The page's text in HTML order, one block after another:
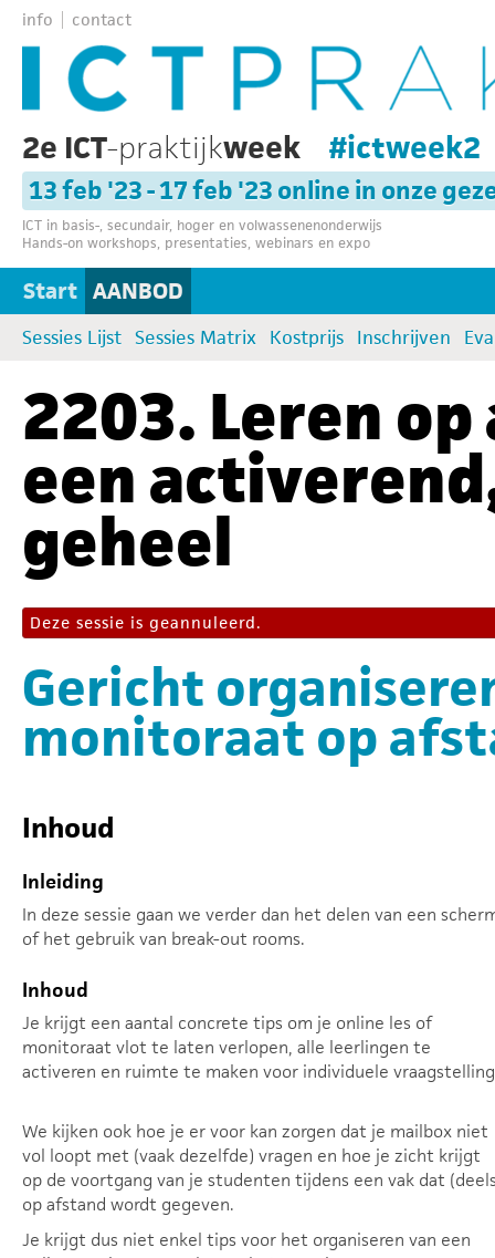
info contact
2e ICT-praktijkweek #ictweek2
13 feb '23 - 17 feb '23 online in onze
ICT in basis-, secundair, hoger en volwassenenonderwijs
Hands-on workshops, presentaties, webinars en expo
Start AANBOD
Sessies Lijst Sessies Matrix Kostprijs Inschrijven
2203. Leren
een
geheel
Deze sessie is geannuleerd.
Gericht
monitoraat op
Inhoud
Inleiding
In deze sessie gaan we verder dan het delen van een
of het gebruik van break-out rooms.
Inhoud
Je krijgt een aantal concrete tips om je online les of
monitoraat vlot te laten verlopen, alle leerlingen te
activeren en ruimte te maken voor individuele
We kijken ook hoe je er voor kan zorgen dat je mailbox niet
vol loopt met (vaak dezelfde) vragen en hoe je zicht krijgt
op de voortgang van je studenten tijdens een vak dat
op afstand wordt gegeven.
Je krijgt dus niet enkel tips voor het organiseren van een